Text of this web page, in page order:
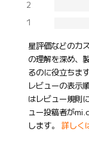
2
1
星評価などのカ
の理解を深め、
るのに役立ちます
レビューの表示
はレビュー規則
ュー投稿者が
します。
詳しく